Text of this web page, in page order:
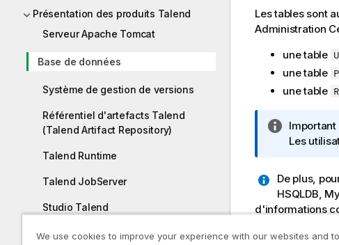
Présentation des produits Talend
Serveur Apache Tomcat
Base de données
Système de gestion de versions
Référentiel d'artefacts Talend
(Talend Artifact Repository)
Talend Runtime
Talend JobServer
Studio Talend
La base de logs de Talend Activity
Les tables sont
Administration
une table
une table
une table
N
o
I
n
f
o
Important
Les
De plus,
HSQLDB,
d'informations
We use cookies to improve your experience with our websites and to